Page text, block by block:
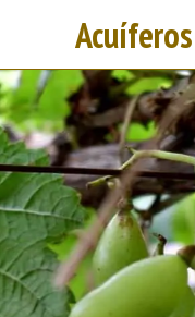
Acuíferos